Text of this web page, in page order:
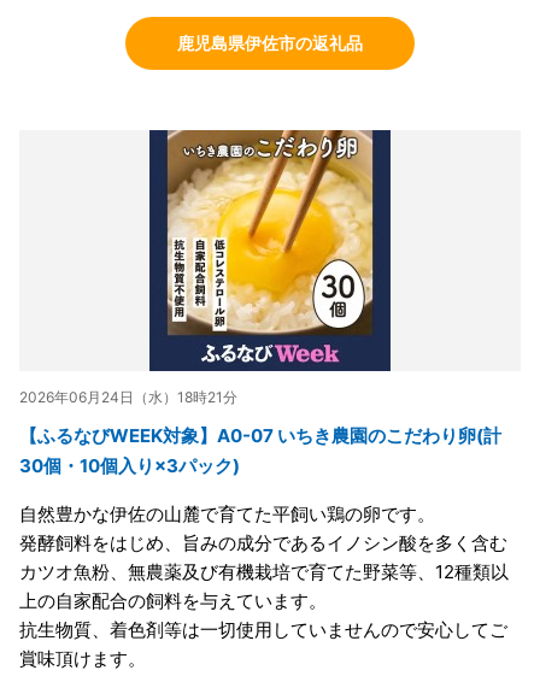
鹿児島県伊佐市の返礼品
2026年06月24日（水）18時21分
【ふるなびWEEK対象】A0-07 いちき農園のこだわり卵(計
30個・10個入り×3パック)
自然豊かな伊佐の山麓で育てた平飼い鶏の卵です。
発酵飼料をはじめ、旨みの成分であるイノシン酸を多く含む
カツオ魚粉、無農薬及び有機栽培で育てた野菜等、12種類以
上の自家配合の飼料を与えています。
抗生物質、着色剤等は一切使用していませんので安心してご
賞味頂けます。